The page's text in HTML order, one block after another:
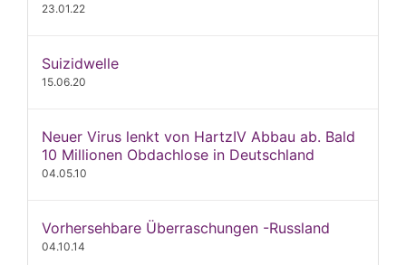
23.01.22
Suizidwelle
15.06.20
Neuer Virus lenkt von HartzIV Abbau ab. Bald
10 Millionen Obdachlose in Deutschland
04.05.10
Vorhersehbare Überraschungen -Russland
04.10.14